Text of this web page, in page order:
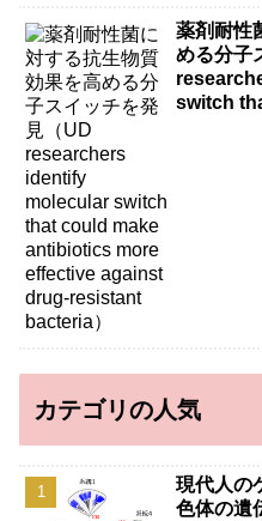
薬剤耐性
める分子
switch
カテゴリの人気
現代人の
色体の遺